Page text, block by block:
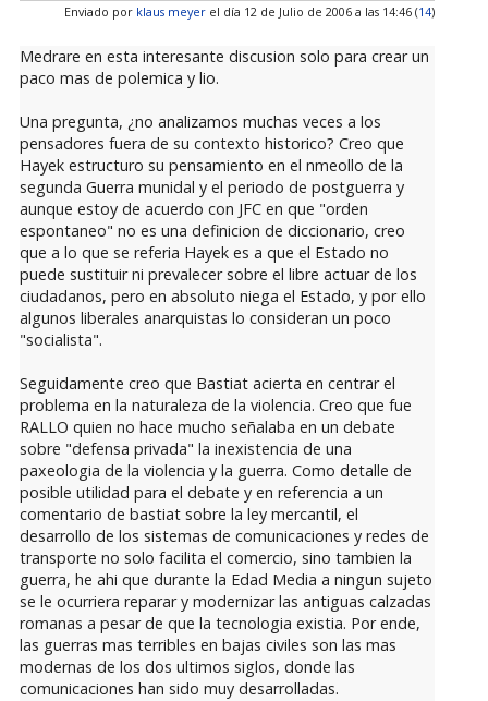
Enviado por klaus meyerel día 12 de Julio de 2006 a las 14:46 (14)
Medrare en esta interesante discusion solo para crear un
paco mas de polemica y lio.
Una pregunta, ¿no analizamos muchas veces a los
pensadores fuera de su contexto historico? Creo que
Hayek estructuro su pensamiento en el nmeollo de la
segunda Guerra munidal y el periodo de postguerra y
aunque estoy de acuerdo con JFC en que "orden
espontaneo" no es una definicion de diccionario, creo
que a lo que se referia Hayek es a que el Estado no
puede sustituir ni prevalecer sobre el libre actuar de los
ciudadanos, pero en absoluto niega el Estado, y por ello
algunos liberales anarquistas lo consideran un poco
"socialista".
Seguidamente creo que Bastiat acierta en centrar el
problema en la naturaleza de la violencia. Creo que fue
RALLO quien no hace mucho señalaba en un debate
sobre "defensa privada" la inexistencia de una
paxeologia de la violencia y la guerra. Como detalle de
posible utilidad para el debate y en referencia a un
comentario de bastiat sobre la ley mercantil, el
desarrollo de los sistemas de comunicaciones y redes de
transporte no solo facilita el comercio, sino tambien la
guerra, he ahi que durante la Edad Media a ningun sujeto
se le ocurriera reparar y modernizar las antiguas calzadas
romanas a pesar de que la tecnologia existia. Por ende,
las guerras mas terribles en bajas civiles son las mas
modernas de los dos ultimos siglos, donde las
comunicaciones han sido muy desarrolladas.